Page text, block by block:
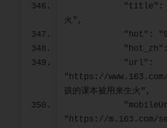
火",
"https://www.163.com/
孩的课本被用来生火",
"https://m.163.com/